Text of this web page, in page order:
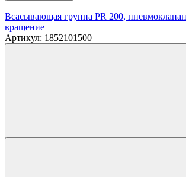
Всасывающая группа PR 200,
вращение
Артикул: 1852101500